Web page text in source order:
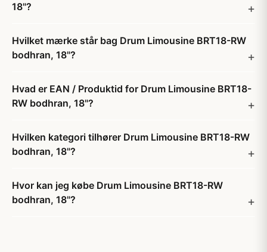
18"?
Hvilket mærke står bag Drum Limousine BRT18-RW
bodhran, 18"?
Hvad er EAN / Produktid for Drum Limousine BRT18-
RW bodhran, 18"?
Hvilken kategori tilhører Drum Limousine BRT18-RW
bodhran, 18"?
Hvor kan jeg købe Drum Limousine BRT18-RW
bodhran, 18"?